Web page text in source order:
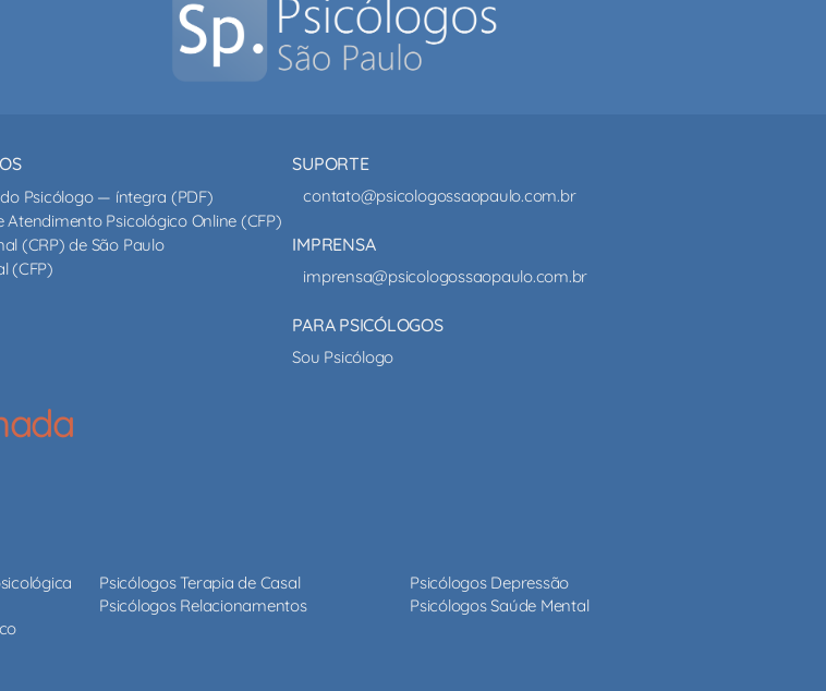
Psicólogo — íntegra (PDF)
Atendimento Psicológico Online (CFP)
(CRP) de São Paulo
(CFP)
SUPORTE
contato@psicologossaopaulo.com.br
IMPRENSA
imprensa@psicologossaopaulo.com.br
PARA PSICÓLOGOS
Sou Psicólogo
Psicólogos Terapia de Casal
Psicólogos Depressão
Psicólogos Relacionamentos
Psicólogos Saúde Mental